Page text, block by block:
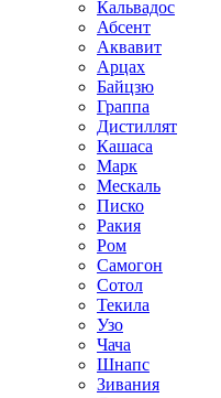
Кальвадос
Абсент
Аквавит
Арцах
Байцзю
Граппа
Дистиллят
Кашаса
Марк
Мескаль
Писко
Ракия
Ром
Самогон
Сотол
Текила
Узо
Чача
Шнапс
Зивания